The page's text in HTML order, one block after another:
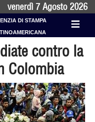
venerdì 7 Agosto 2026
DI STAMPA
contro la
Colombia